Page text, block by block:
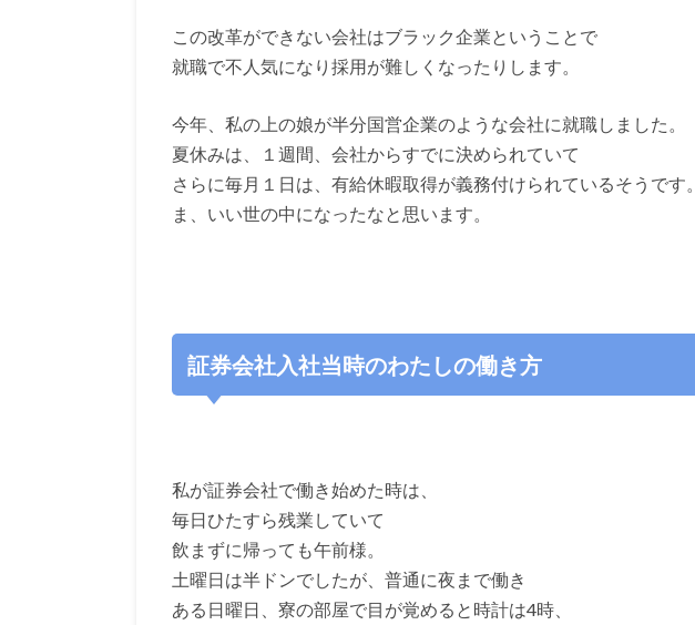
この改革ができない会社はブラック企業ということで
就職で不人気になり採用が難しくなったりします。
今年、私の上の娘が半分国営企業のような会社に就職しました。
夏休みは、１週間、会社からすでに決められていて
さらに毎月１日は、有給休暇取得が義務付けられているそうです。
ま、いい世の中になったなと思います。
証券会社入社当時のわたしの働き方
私が証券会社で働き始めた時は、
毎日ひたすら残業していて
飲まずに帰っても午前様。
土曜日は半ドンでしたが、普通に夜まで働き
ある日曜日、寮の部屋で目が覚めると時計は4時、